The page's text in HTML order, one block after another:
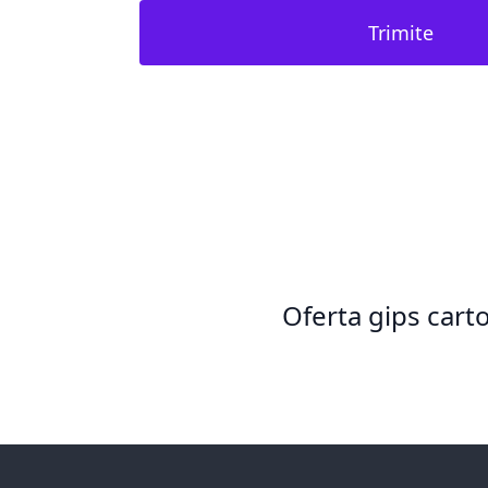
Trimite
Oferta gips